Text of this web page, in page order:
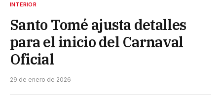
INTERIOR
Santo Tomé ajusta detalles
para el inicio del Carnaval
Oficial
29 de enero de 2026